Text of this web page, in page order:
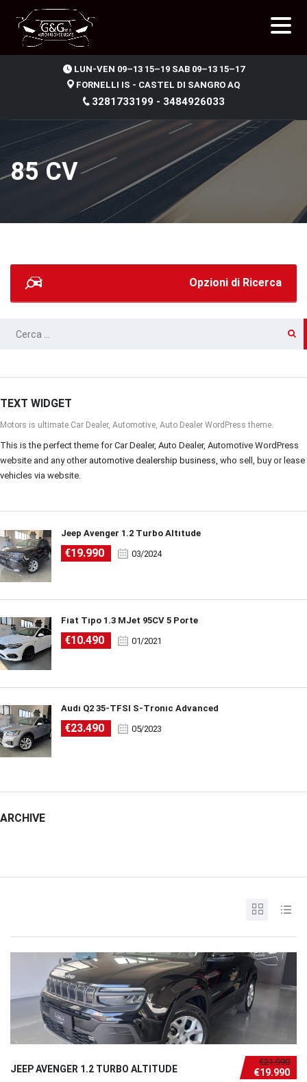
LUN-VEN 09–13 15–19 SAB 09–13 15–17
FORNELLI IS - CASTEL DI SANGRO AQ
3281733199 - 3484926033
85 CV
Opzioni di Ricerca
RICERCA
TEXT WIDGET
Motors is ultimate Car Dealer, Automotive, Auto Dealer WordPress theme.
This is the perfect theme for Car Dealer, Auto Dealer, Automotive WordPress
website and any other automotive dealership business, who sell, buy or lease
vehicles via website.
Jeep Avenger 1.2 Turbo Altitude
€19.990 03/2024
Fiat Tipo 1.3 MJet 95CV 5 Porte
€10.490 01/2021
Audi Q2 35-TFSI S-Tronic Advanced
€23.490 05/2023
ARCHIVE
€21.990
€19.990
JEEP AVENGER 1.2 TURBO ALTITUDE